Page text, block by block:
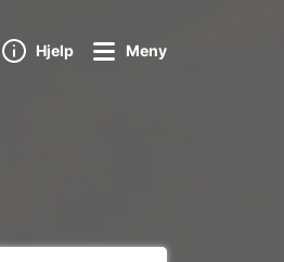
Hjelp Meny